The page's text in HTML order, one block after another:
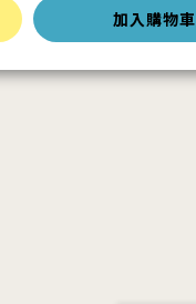
加入購物車